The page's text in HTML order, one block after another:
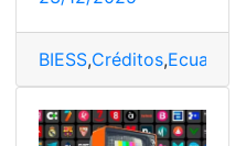
opciones ,Pagos
BIESS,Créditos,Ecuador